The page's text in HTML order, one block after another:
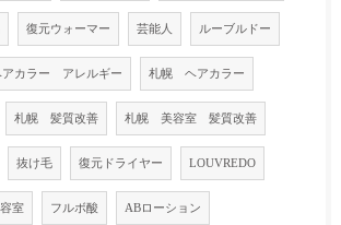
復元ウォーマー 芸能人 ルーブルドー
アカラー アレルギー 札幌 ヘアカラー
札幌 髪質改善 札幌 美容室 髪質改善
抜け毛 復元ドライヤー LOUVREDO
室 フルボ酸 ABローション